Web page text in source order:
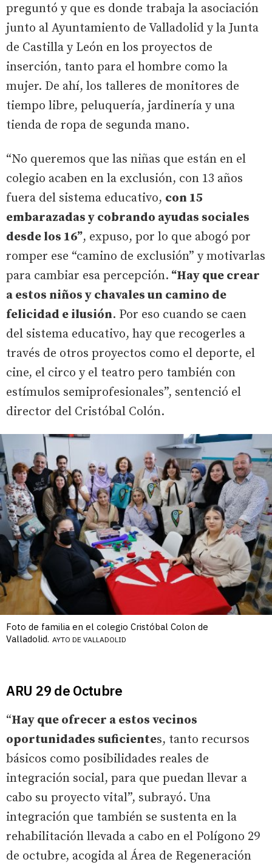
preguntó y que es donde trabaja la asociación
junto al Ayuntamiento de Valladolid y la Junta
de Castilla y León en los proyectos de
inserción, tanto para el hombre como la
mujer. De ahí, los talleres de monitores de
tiempo libre, peluquería, jardinería y una
tienda de ropa de segunda mano.
“No queremos que las niñas que están en el
colegio acaben en la exclusión, con 13 años
fuera del sistema educativo, con 15
embarazadas y cobrando ayudas sociales
desde los 16”, expuso, por lo que abogó por
romper ese “camino de exclusión” y motivarlas
para cambiar esa percepción. “Hay que crear
a estos niños y chavales un camino de
felicidad e ilusión. Por eso cuando se caen
del sistema educativo, hay que recogerles a
través de otros proyectos como el deporte, el
cine, el circo y el teatro pero también con
estímulos semiprofesionales”, sentenció el
director del Cristóbal Colón.
Foto de familia en el colegio Cristóbal Colon de
Valladolid. AYTO DE VALLADOLID
ARU 29 de Octubre
“Hay que ofrecer a estos vecinos
oportunidades suficientes, tanto recursos
básicos como posibilidades reales de
integración social, para que puedan llevar a
cabo su proyecto vital”, subrayó. Una
integración que también se sustenta en la
rehabilitación llevada a cabo en el Polígono 29
de octubre, acogida al Área de Regeneración